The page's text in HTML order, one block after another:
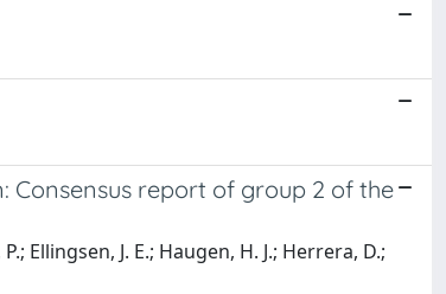
report of group 2 of the
Ellingsen, J. E.; Haugen, H. J.; Herrera, D.;